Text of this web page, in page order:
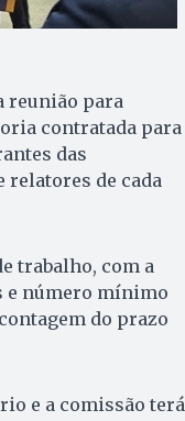
reunião para
contratada para
das
relatores de cada
trabalho, com a
e número mínimo
do prazo
e a comissão terá